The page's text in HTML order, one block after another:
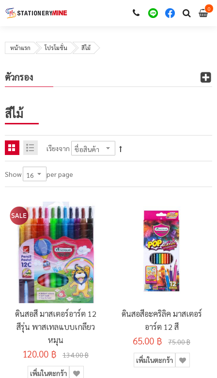
00
หน้าแรก โปรโมชั่น สีไม้
สีไม้
เรียงจาก
Show per page
ดินสอสี มาสเตอร์อาร์ต 12
สีรุ่น พาสเทลแบบเกลียว
หมุน
120.00 ฿ 134.00 ฿
เพิ่มในตะกร้า
ดินสอสีอะคริลิค มาสเตอร์
อาร์ต 12 สี
65.00 ฿ 75.00 ฿
เพิ่มในตะกร้า
ตัวกรอง